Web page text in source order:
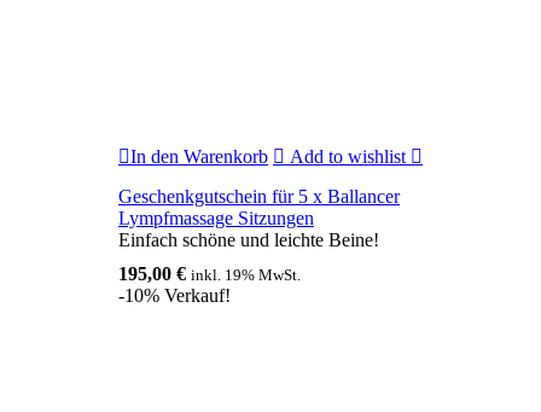
In den Warenkorb
Add to wishlist
Geschenkgutschein für 5 x Ballancer
Lympfmassage Sitzungen
Einfach schöne und leichte Beine!
195,00 € inkl. 19% MwSt.
-10% Verkauf!